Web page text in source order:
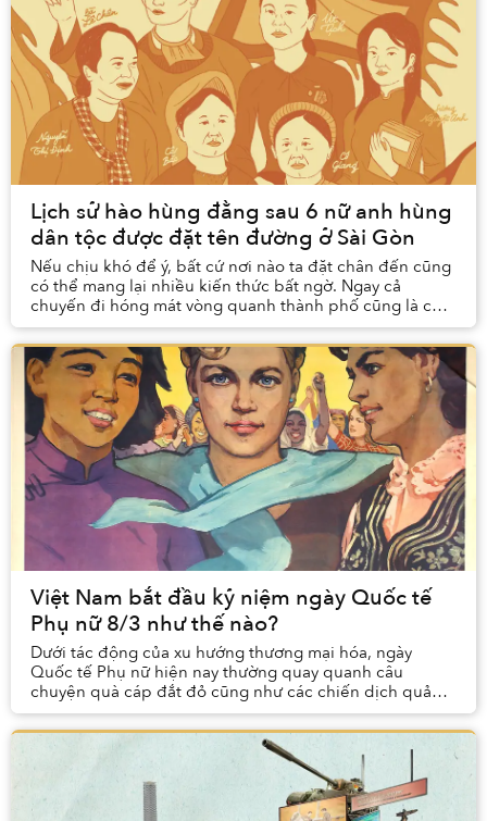
Lịch sử hào hùng đằng sau 6 nữ anh hùng
dân tộc được đặt tên đường ở Sài Gòn
Nếu chịu khó để ý, bất cứ nơi nào ta đặt chân đến cũng
có thể mang lại nhiều kiến thức bất ngờ. Ngay cả
chuyến đi hóng mát vòng quanh thành phố cũng là cơ
hội để chính người Sài Gòn biết thêm về lịch ...
Việt Nam bắt đầu kỷ niệm ngày Quốc tế
Phụ nữ 8/3 như thế nào?
Dưới tác động của xu hướng thương mại hóa, ngày
Quốc tế Phụ nữ hiện nay thường quay quanh câu
chuyện quà cáp đắt đỏ cũng như các chiến dịch quảng
cáo rầm rộ. Không nhiều người biết rằng đằng sau ngày
...